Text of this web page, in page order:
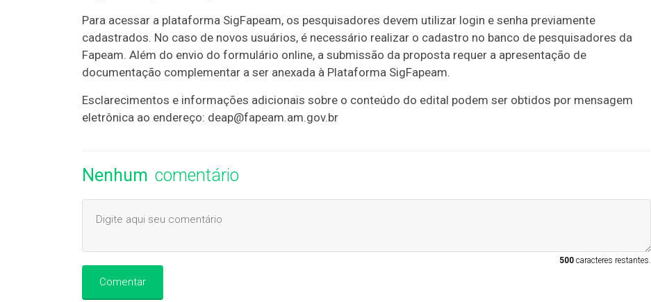
Para acessar a plataforma SigFapeam, os pesquisadores devem utilizar login e senha previamente
cadastrados. No caso de novos usuários, é necessário realizar o cadastro no banco de pesquisadores da
Fapeam. Além do envio do formulário online, a submissão da proposta requer a apresentação de
documentação complementar a ser anexada à Plataforma SigFapeam.
Esclarecimentos e informações adicionais sobre o conteúdo do edital podem ser obtidos por mensagem
eletrônica ao endereço: deap@fapeam.am.gov.br
Nenhum comentário
500caracteres restantes.
Comentar